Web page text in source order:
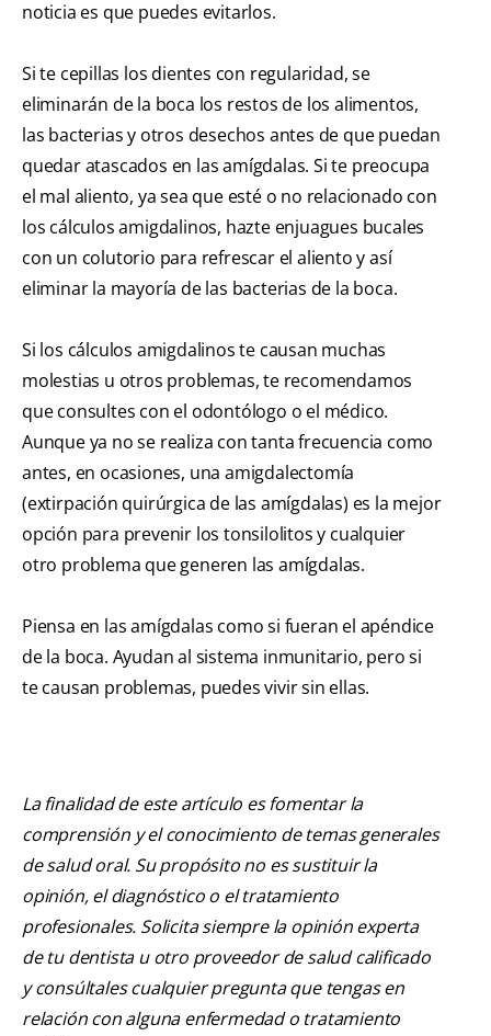
noticia es que puedes evitarlos.
Si te cepillas los dientes con regularidad, se
eliminarán de la boca los restos de los alimentos,
las bacterias y otros desechos antes de que puedan
quedar atascados en las amígdalas. Si te preocupa
el mal aliento, ya sea que esté o no relacionado con
los cálculos amigdalinos, hazte enjuagues bucales
con un colutorio para refrescar el aliento y así
eliminar la mayoría de las bacterias de la boca.
Si los cálculos amigdalinos te causan muchas
molestias u otros problemas, te recomendamos
que consultes con el odontólogo o el médico.
Aunque ya no se realiza con tanta frecuencia como
antes, en ocasiones, una amigdalectomía
(extirpación quirúrgica de las amígdalas) es la mejor
opción para prevenir los tonsilolitos y cualquier
otro problema que generen las amígdalas.
Piensa en las amígdalas como si fueran el apéndice
de la boca. Ayudan al sistema inmunitario, pero si
te causan problemas, puedes vivir sin ellas.
La finalidad de este artículo es fomentar la
comprensión y el conocimiento de temas generales
de salud oral. Su propósito no es sustituir la
opinión, el diagnóstico o el tratamiento
profesionales. Solicita siempre la opinión experta
de tu dentista u otro proveedor de salud calificado
y consúltales cualquier pregunta que tengas en
relación con alguna enfermedad o tratamiento